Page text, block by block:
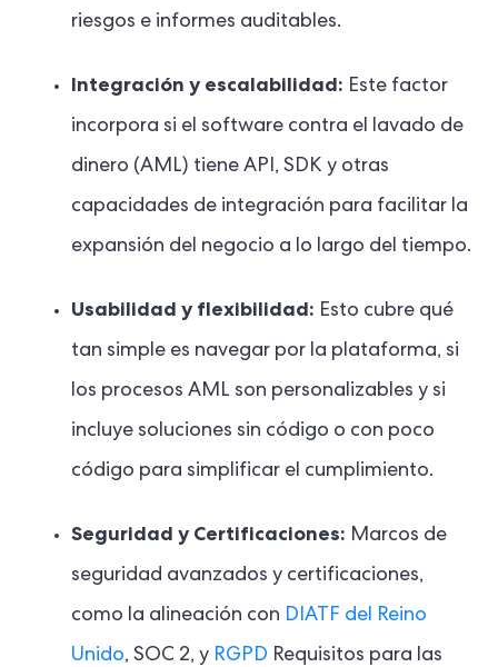
riesgos e informes auditables.
Integración y escalabilidad: Este factor
incorpora si el software contra el lavado de
dinero (AML) tiene API, SDK y otras
capacidades de integración para facilitar la
expansión del negocio a lo largo del tiempo.
Usabilidad y flexibilidad: Esto cubre qué
tan simple es navegar por la plataforma, si
los procesos AML son personalizables y si
incluye soluciones sin código o con poco
código para simplificar el cumplimiento.
Seguridad y Certificaciones: Marcos de
seguridad avanzados y certificaciones,
como la alineación con DIATF del Reino
Unido, SOC 2, y RGPD Requisitos para las